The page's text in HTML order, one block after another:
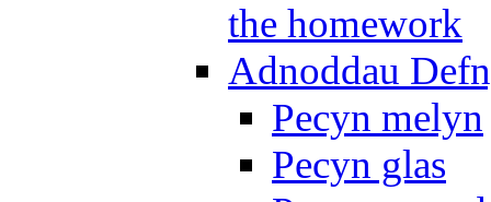
the homework
Adnoddau
Pecyn melyn
Pecyn glas